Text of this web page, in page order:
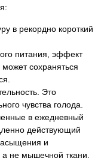
в рекордно короткий
питания, эффект
сохраняться
Это
чувства голода.
в ежедневный
действующий
и
не мышечной ткани.